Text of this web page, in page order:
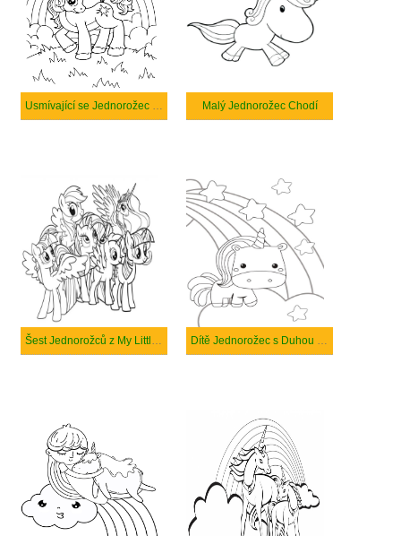
Usmívající se Jednorožec a Duha Malý Jednorožec Chodí
Šest Jednorožců z My Little Pony Dítě Jednorožec s Duhou a Hvězdou